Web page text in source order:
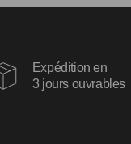
Expédition en
3 jours ouvrables